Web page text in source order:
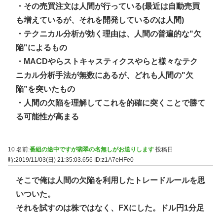
・その売買注文は人間が行っている(最近は自動売買
も増えているが、それを開発しているのは人間)
・テクニカル分析が効く理由は、人間の普遍的な"欠
陥"によるもの
・MACDやらストキャスティクスやらと様々なテク
ニカル分析手法が無数にあるが、どれも人間の"欠
陥”を突いたもの
・人間の欠陥を理解してこれを的確に突くことで勝て
る可能性が高まる
10 名前:番組の途中ですが翡翠の名無しがお送りします 投稿日
時:2019/11/03(日) 21:35:03.656
ID:z1A7eHFe0
そこで俺は人間の欠陥を利用したトレードルールを思
いついた。
それを試すのは株ではなく、FXにした。ドル円1分足